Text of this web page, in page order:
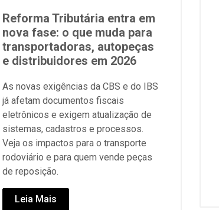
Reforma Tributária entra em
nova fase: o que muda para
transportadoras, autopeças
e distribuidores em 2026
As novas exigências da CBS e do IBS
já afetam documentos fiscais
eletrônicos e exigem atualização de
sistemas, cadastros e processos.
Veja os impactos para o transporte
rodoviário e para quem vende peças
de reposição.
Leia Mais